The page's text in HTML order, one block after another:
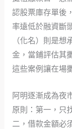
認股票庫存單後
率遠低於融資斷
（化名）則是
金，當鋪評估其
這些案例讓在場
阿明逐漸成為夜
原則：第一，只
二，借款金額必